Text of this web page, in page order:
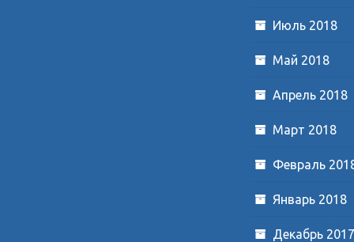
Июль 2018
Май 2018
Апрель 2018
Март 2018
Февраль
Январь 2018
Декабрь 2017